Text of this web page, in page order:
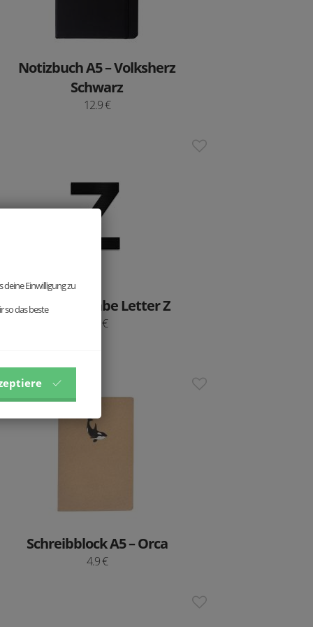
Notizbuch A5 – Volksherz
Schwarz
12.9 €
Holzbuchstabe Letter Z
3.7 €
Neu
Schreibblock A5 – Orca
4.9 €
Einwilligung zu
so das beste